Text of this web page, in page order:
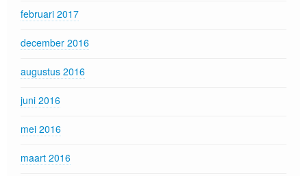
februari 2017
december 2016
augustus 2016
juni 2016
mei 2016
maart 2016